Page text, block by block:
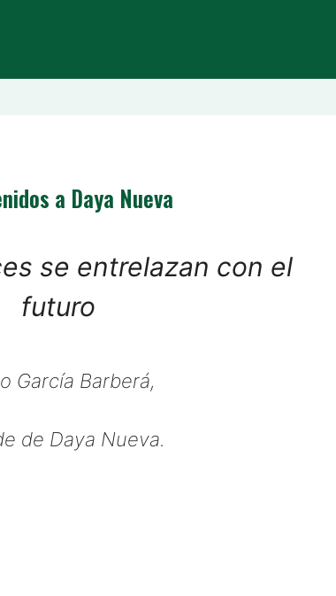
a Daya Nueva
se entrelazan con el
futuro
García Barberá,
de Daya Nueva.